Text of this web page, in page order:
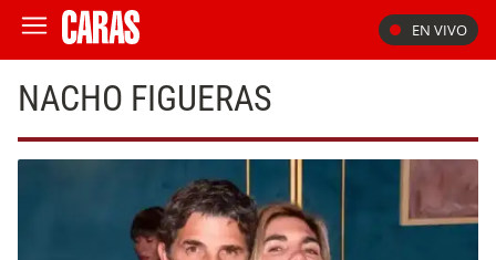
EN VIVO
NACHO FIGUERAS